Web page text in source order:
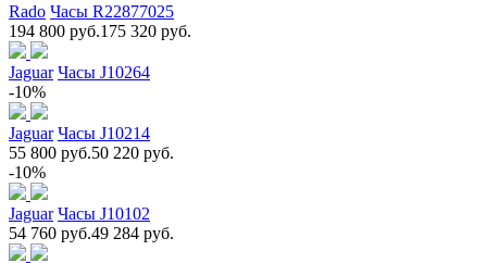
Rado Часы R22877025
194 800 руб.175 320 руб.
Jaguar Часы J10264
-10%
Jaguar Часы J10214
55 800 руб.50 220 руб.
-10%
Jaguar Часы J10102
54 760 руб.49 284 руб.